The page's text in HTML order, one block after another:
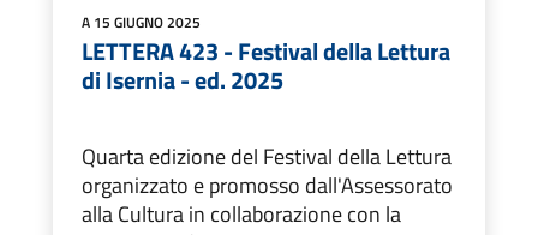
A 15 GIUGNO 2025
LETTERA 423 - Festival della Lettura
di Isernia - ed. 2025
Quarta edizione del Festival della Lettura
organizzato e promosso dall'Assessorato
alla Cultura in collaborazione con la